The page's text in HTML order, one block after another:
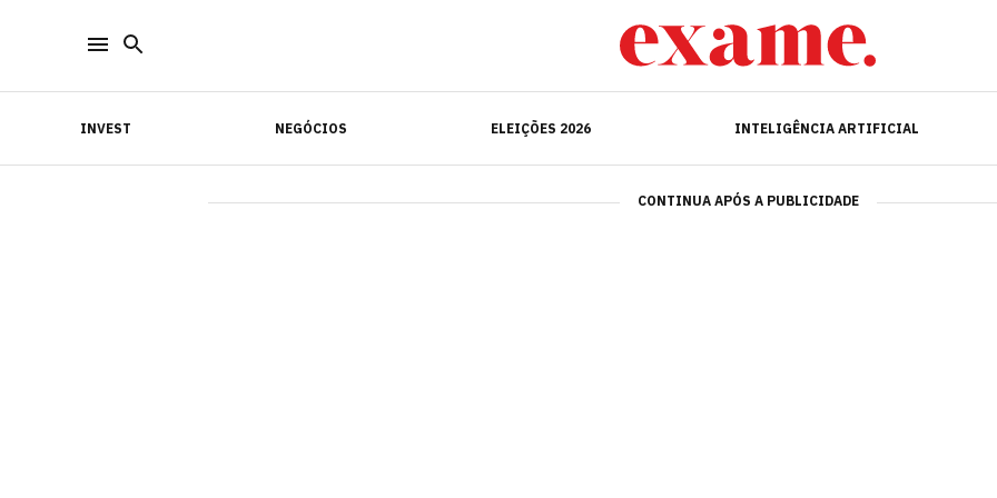
INVEST NEGÓCIOS ELEIÇÕES 2026 INTELIGÊNCIA ARTIFICIAL
INVEST INTELIGÊNCIA ARTIFICIAL
CONTINUA APÓS A PUBLICIDADE